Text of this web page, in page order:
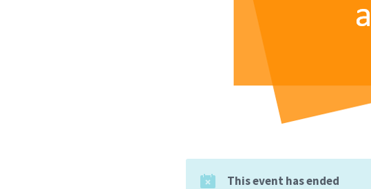
This event has ended